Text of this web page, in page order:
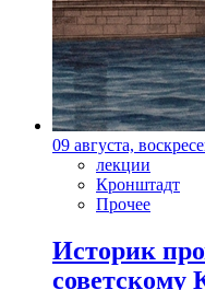
09 августа,
лекции
Кронштадт
Прочее
Историк
советскому